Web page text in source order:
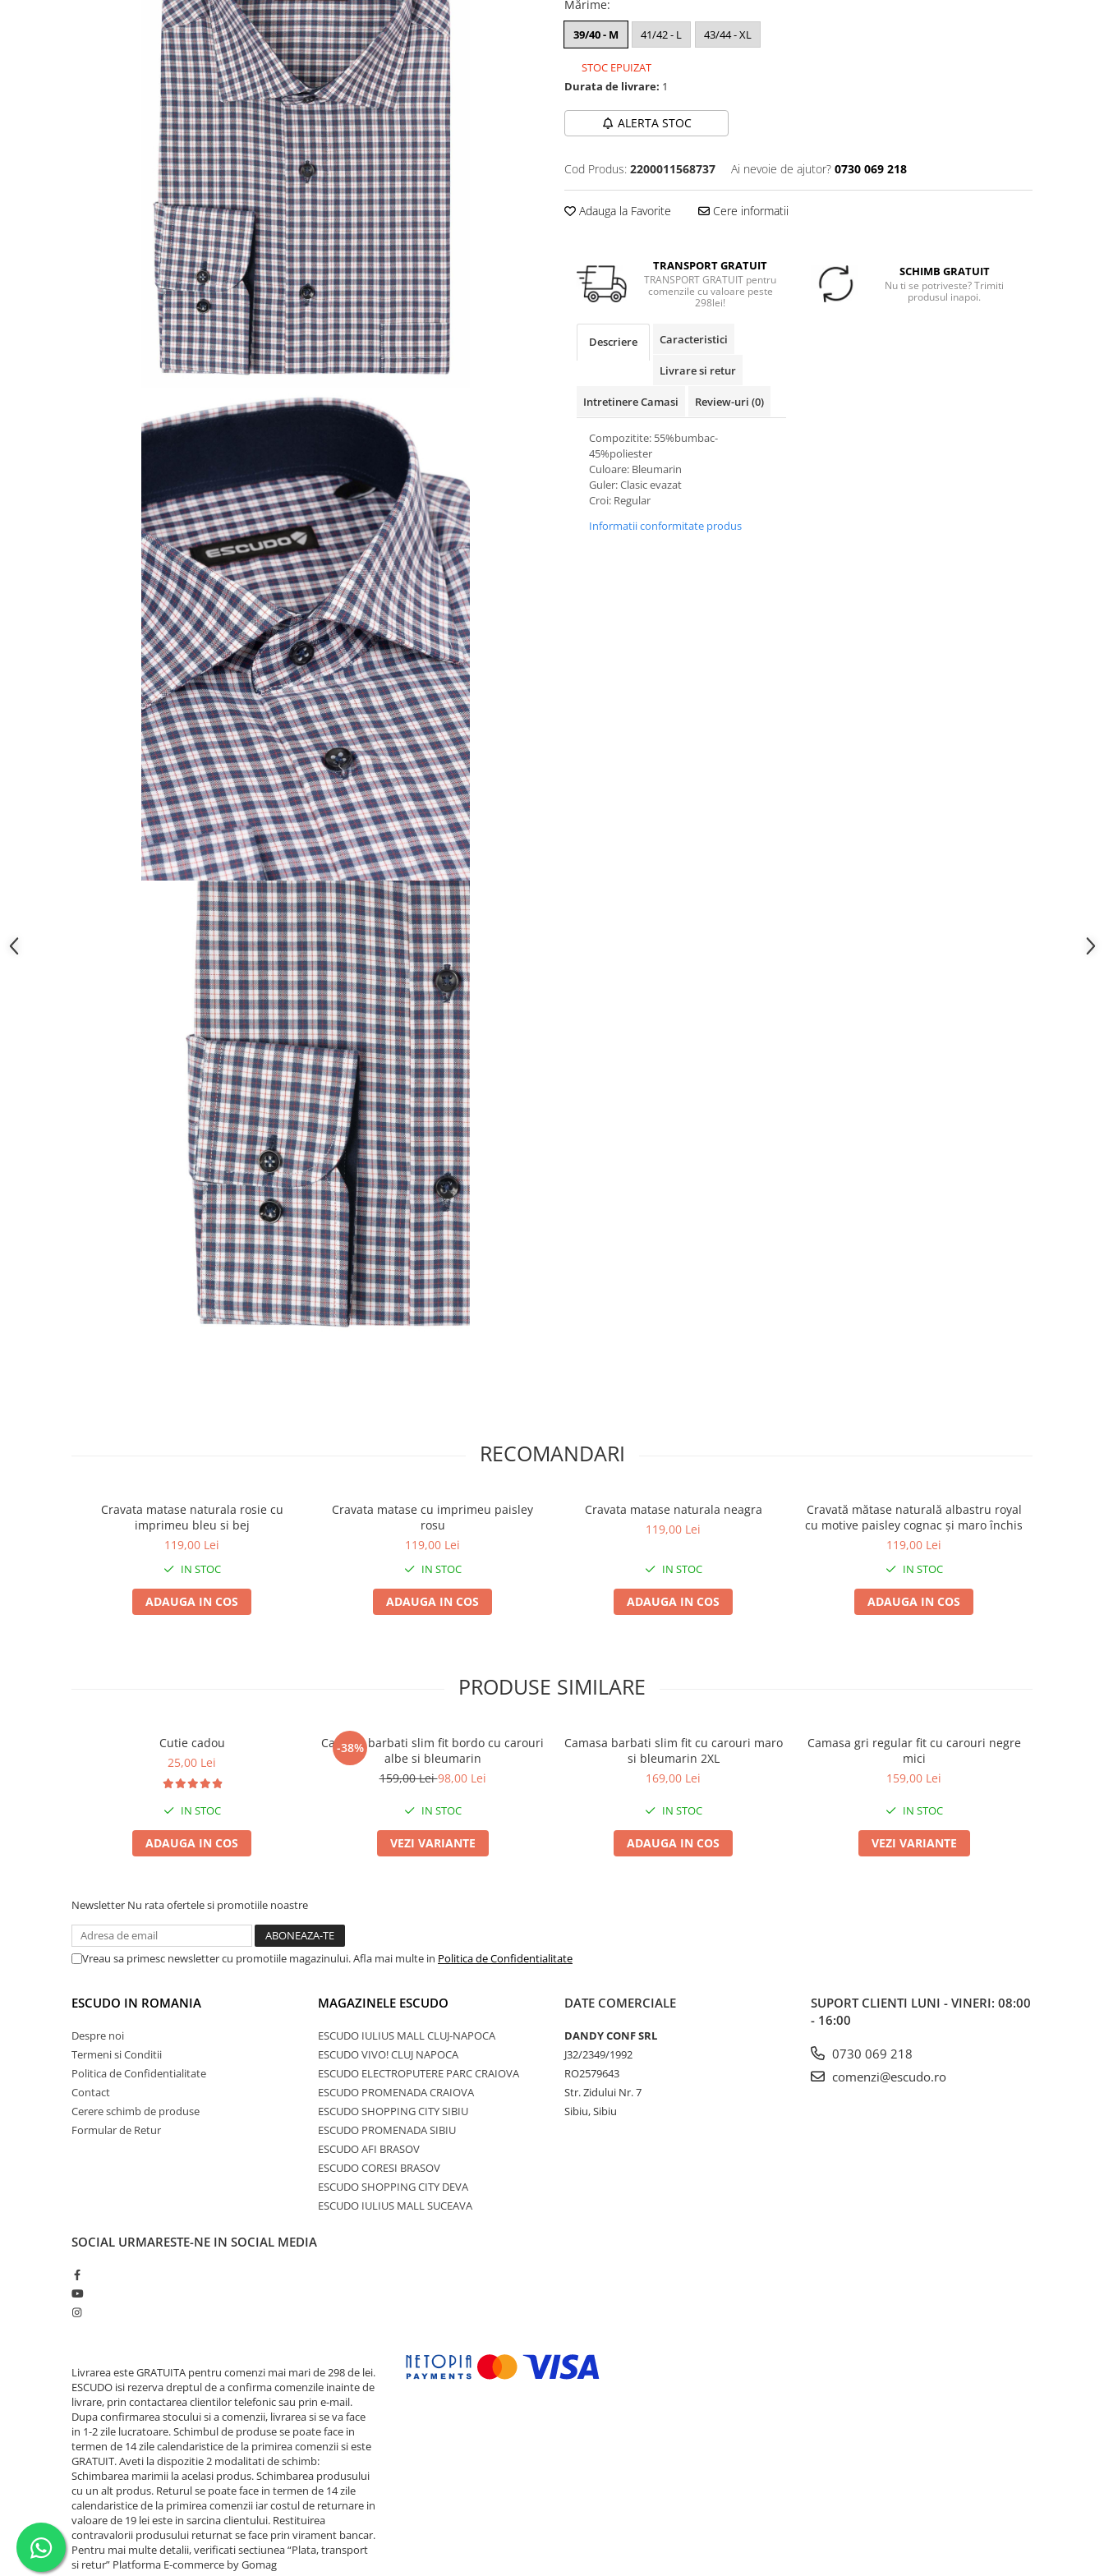
Mărime:
39/40 - M 41/42 - L 43/44 - XL
STOC EPUIZAT
Durata de livrare: 1
ALERTA STOC
Cod Produs: 2200011568737 Ai nevoie de ajutor? 0730 069 218
Adauga la Favorite Cere informatii
TRANSPORT GRATUIT
TRANSPORT GRATUIT pentru
comenzile cu valoare peste
298lei!
SCHIMB GRATUIT
Nu ti se potriveste? Trimiti
produsul inapoi.
Descriere Caracteristici
Livrare si retur
Intretinere Camasi Review-uri (0)
Compozitite: 55%bumbac-
45%poliester
Culoare: Bleumarin
Guler: Clasic evazat
Croi: Regular
Informatii conformitate produs
RECOMANDARI
Cravata matase naturala rosie cu
imprimeu bleu si bej
119,00 Lei
IN STOC
ADAUGA IN COS
Cravata matase cu imprimeu paisley
rosu
119,00 Lei
IN STOC
ADAUGA IN COS
Cravata matase naturala neagra
119,00 Lei
IN STOC
ADAUGA IN COS
Cravată mătase naturală albastru royal
cu motive paisley cognac și maro închis
119,00 Lei
IN STOC
ADAUGA IN COS
PRODUSE SIMILARE
Cutie cadou
25,00 Lei
IN STOC
ADAUGA IN COS
-38%
Camasa barbati slim fit bordo cu carouri
albe si bleumarin
159,00 Lei98,00 Lei
IN STOC
VEZI VARIANTE
Camasa barbati slim fit cu carouri maro
si bleumarin 2XL
169,00 Lei
IN STOC
ADAUGA IN COS
Camasa gri regular fit cu carouri negre
mici
159,00 Lei
IN STOC
VEZI VARIANTE
Newsletter Nu rata ofertele si promotiile noastre
Vreau sa primesc newsletter cu promotiile magazinului. Afla mai multe in Politica de Confidentialitate
ESCUDO IN ROMANIA
Despre noi
Termeni si Conditii
Politica de Confidentialitate
Contact
Cerere schimb de produse
Formular de Retur
MAGAZINELE ESCUDO
ESCUDO IULIUS MALL CLUJ-NAPOCA
ESCUDO VIVO! CLUJ NAPOCA
ESCUDO ELECTROPUTERE PARC CRAIOVA
ESCUDO PROMENADA CRAIOVA
ESCUDO SHOPPING CITY SIBIU
ESCUDO PROMENADA SIBIU
ESCUDO AFI BRASOV
ESCUDO CORESI BRASOV
ESCUDO SHOPPING CITY DEVA
ESCUDO IULIUS MALL SUCEAVA
DATE COMERCIALE
DANDY CONF SRL
J32/2349/1992
RO2579643
Str. Zidului Nr. 7
Sibiu, Sibiu
SUPORT CLIENTI LUNI - VINERI: 08:00
- 16:00
0730 069 218
comenzi@escudo.ro
SOCIAL URMARESTE-NE IN SOCIAL MEDIA
Livrarea este GRATUITA pentru comenzi mai mari de 298 de lei.
ESCUDO isi rezerva dreptul de a confirma comenzile inainte de
livrare, prin contactarea clientilor telefonic sau prin e-mail.
Dupa confirmarea stocului si a comenzii, livrarea si se va face
in 1-2 zile lucratoare. Schimbul de produse se poate face in
termen de 14 zile calendaristice de la primirea comenzii si este
GRATUIT. Aveti la dispozitie 2 modalitati de schimb:
Schimbarea marimii la acelasi produs. Schimbarea produsului
cu un alt produs. Returul se poate face in termen de 14 zile
calendaristice de la primirea comenzii iar costul de returnare in
valoare de 19 lei este in sarcina clientului. Restituirea
contravalorii produsului returnat se face prin virament bancar.
Pentru mai multe detalii, verificati sectiunea “Plata, transport
si retur” Platforma E-commerce by Gomag